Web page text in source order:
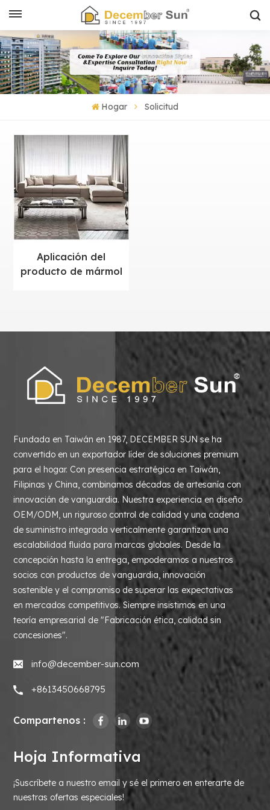
Hogar Solicitud
Aplicación del
producto de mármol
Fundada en Taiwán en 1987, DECEMBER SUN se ha
convertido en un exportador líder de soluciones premium
para el hogar. Con presencia estratégica en Taiwán,
Filipinas y China, combinamos décadas de artesanía con
innovación de vanguardia. Nuestra experiencia en diseño
OEM/ODM, un riguroso control de calidad y una cadena
de suministro integrada verticalmente garantizan una
escalabilidad fluida para marcas globales. Desde la
concepción hasta la entrega, empoderamos a nuestros
socios con productos de vanguardia, innovación
sostenible y el compromiso de superar las expectativas
en mercados competitivos. Siempre insistimos en una
teoría empresarial de "Fabricación ética, calidad sin
concesiones".
info@december-sun.com
+8613450668795
Compartenos :
Hoja Informativa
¡Suscríbete a nuestro email y sé el primero en enterarte de
nuestras ofertas especiales!